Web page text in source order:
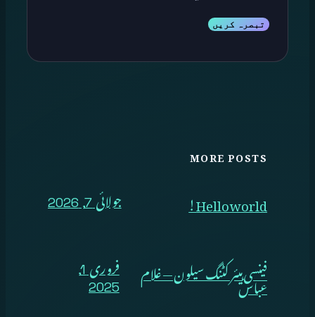
MORE POSTS
Hello world! جولائی 7, 2026
فینسی ہیئر کٹنگ سیلون — غلام
عباس
فروری 1,
2025